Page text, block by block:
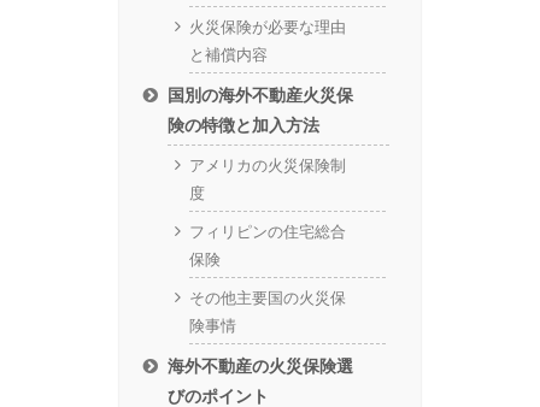
火災保険が必要な理由
と補償内容
国別の海外不動産火災保
険の特徴と加入方法
アメリカの火災保険制
度
フィリピンの住宅総合
保険
その他主要国の火災保
険事情
海外不動産の火災保険選
びのポイント